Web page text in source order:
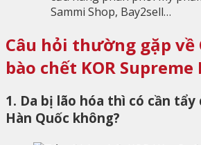
Sammi Shop, Bay2sell…
Câu hỏi thường gặp về
bào chết KOR Supreme
1. Da bị lão hóa thì có cần tẩy
Hàn Quốc không?